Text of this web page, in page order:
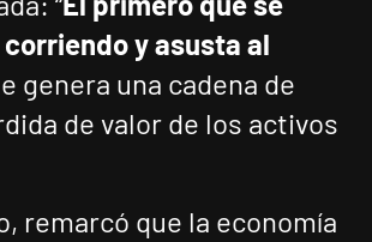
y asusta al
genera una cadena de
de valor de los activos
remarcó que la economía